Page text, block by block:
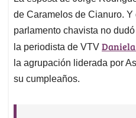
A
p
p
o
o
k
d
I
n
d
s
de Caramelos de Cianuro. Y
parlamento chavista no
la periodista de VTV
la agrupación liderada por
su cumpleaños.